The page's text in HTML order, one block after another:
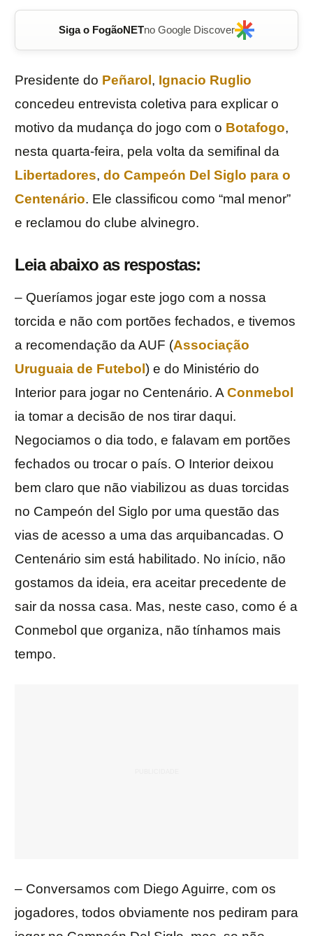
Siga o FogãoNETno Google Discover
Presidente do Peñarol , Ignacio Ruglio
concedeu entrevista coletiva para explicar o
motivo da mudança do jogo com o Botafogo,
nesta quarta-feira, pela volta da semifinal da
Libertadores, do Campeón Del Siglo para o
Centenário. Ele classificou como “mal menor”
e reclamou do clube alvinegro.
Leia abaixo as respostas:
– Queríamos jogar este jogo com a nossa
torcida e não com portões fechados, e tivemos
a recomendação da AUF (Associação
Uruguaia de Futebol ) e do Ministério do
Interior para jogar no Centenário. AConmebol
ia tomar a decisão de nos tirar daqui.
Negociamos o dia todo, e falavam em portões
fechados ou trocar o país. O Interior deixou
bem claro que não viabilizou as duas torcidas
no Campeón del Siglo por uma questão das
vias de acesso a uma das arquibancadas. O
Centenário sim está habilitado. No início, não
gostamos da ideia, era aceitar precedente de
sair da nossa casa. Mas, neste caso, como é a
Conmebol que organiza, não tínhamos mais
tempo.
– Conversamos com Diego Aguirre, com os
jogadores, todos obviamente nos pediram para